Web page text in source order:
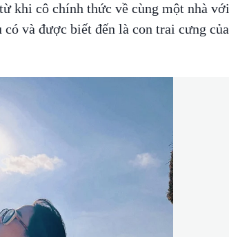
khi cô chính thức về cùng một nhà với
và được biết đến là con trai cưng của